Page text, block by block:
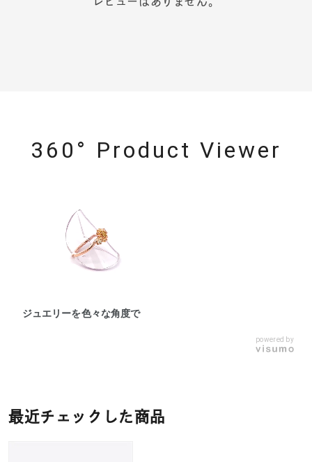
360° Product Viewer
ジュエリーを色々な角度で
powered by
最近チェックした商品